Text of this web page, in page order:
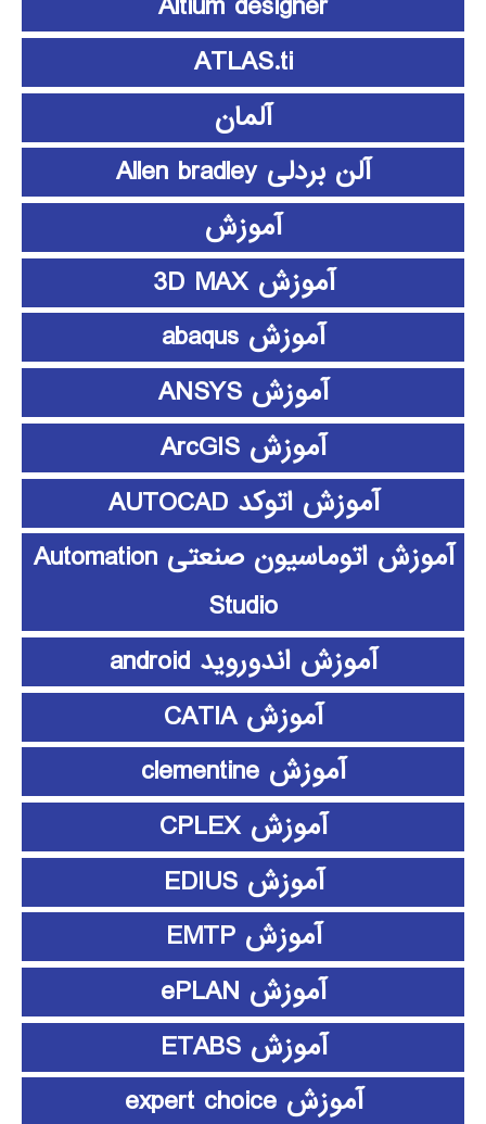
ATLAS.ti
آلمان
آلن بردلی Allen bradley
آموزش
آموزش 3D MAX
آموزش abaqus
آموزش ANSYS
آموزش ArcGIS
آموزش اتوکد AUTOCAD
آموزش اتوماسیون صنعتی Automation
Studio
آموزش اندوروید android
آموزش CATIA
آموزش clementine
آموزش CPLEX
آموزش EDIUS
آموزش EMTP
آموزش ePLAN
آموزش ETABS
آموزش expert choice